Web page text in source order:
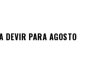
DEVIR PARA AGOSTO